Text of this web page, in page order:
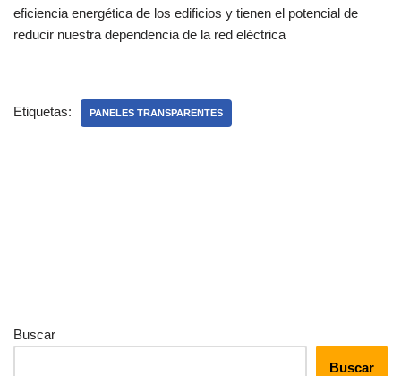
eficiencia energética de los edificios y tienen el potencial de
reducir nuestra dependencia de la red eléctrica
Etiquetas: PANELES TRANSPARENTES
Buscar
Buscar